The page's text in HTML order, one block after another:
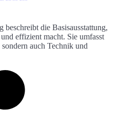
beschreibt die Basisausstattung,
effizient macht. Sie umfasst
auch Technik und